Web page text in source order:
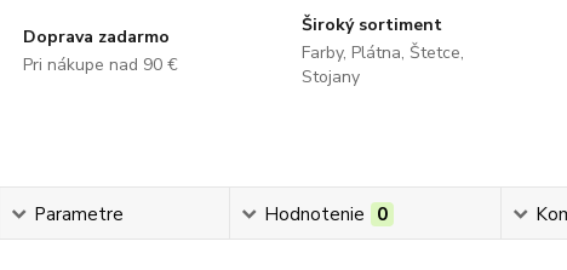
Doprava zadarmo
Pri nákupe nad 90 €
Široký sortiment
Farby, Plátna, Štetce,
Stojany
Parametre Hodnotenie 0